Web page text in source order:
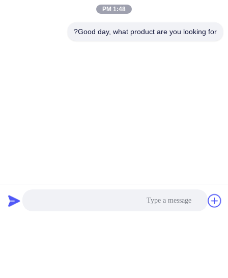
1:48 PM
Good day, what product are you looking for?